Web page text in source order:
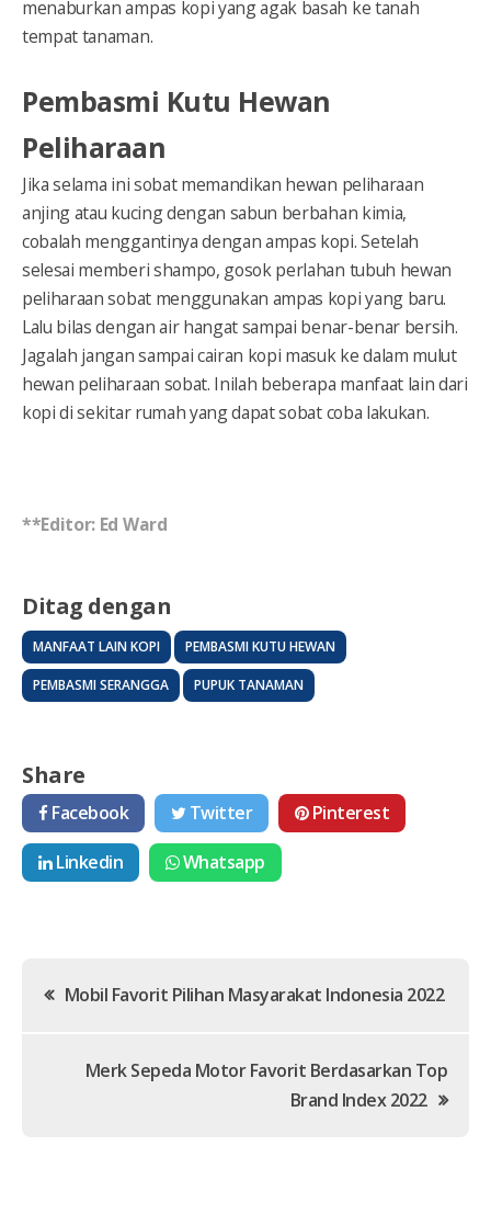
menaburkan ampas kopi yang agak basah ke tanah
tempat tanaman.
Pembasmi Kutu Hewan
Peliharaan
Jika selama ini sobat memandikan hewan peliharaan
anjing atau kucing dengan sabun berbahan kimia,
cobalah menggantinya dengan ampas kopi. Setelah
selesai memberi shampo, gosok perlahan tubuh hewan
peliharaan sobat menggunakan ampas kopi yang baru.
Lalu bilas dengan air hangat sampai benar-benar bersih.
Jagalah jangan sampai cairan kopi masuk ke dalam mulut
hewan peliharaan sobat. Inilah beberapa manfaat lain dari
kopi di sekitar rumah yang dapat sobat coba lakukan.
**Editor: Ed Ward
Ditag dengan
MANFAAT LAIN KOPI PEMBASMI KUTU HEWAN
PEMBASMI SERANGGA PUPUK TANAMAN
Share
Facebook Twitter Pinterest
Linkedin Whatsapp
Post
Mobil Favorit Pilihan Masyarakat Indonesia 2022
Merk Sepeda Motor Favorit Berdasarkan Top
Brand Index 2022